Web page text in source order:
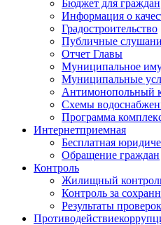
Бюджет для граждан
Информация о
Градостроительство
Публичные
Отчет Главы
Муниципальное
Муниципальные
Антимонопольный
Схемы
Программа
Интернетприемная
Бесплатная
Обращение граждан
Контроль
Жилищный
Контроль за
Результаты проверок
Противодействие